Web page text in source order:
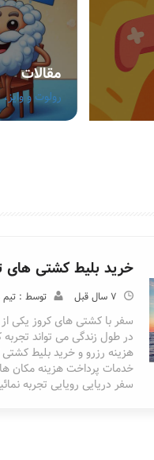
مقالات
رولوت و
خرید بلیط کشتی های
7 سال قبل توسط : تیم
سفر با کشتی های کروز یکی
در طول زندگی می تواند
هزینه رزرو و خرید بلیط کشتی
خدمات پرداخت هزینه مکان
سفر دریایی رویایی تجربه